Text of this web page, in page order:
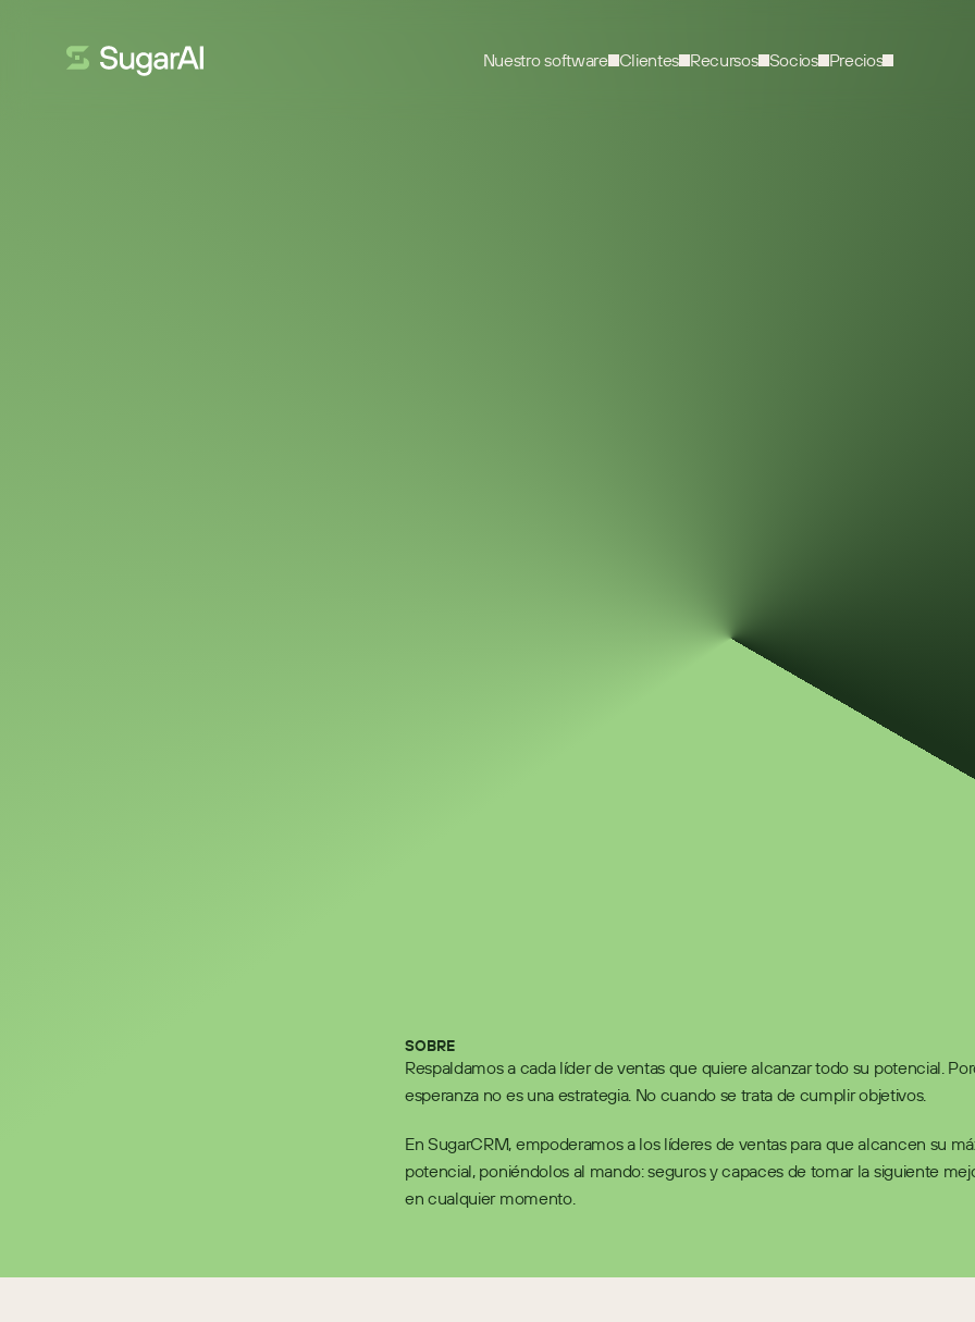
Nuestro software Clientes Recursos Socios Precios
SOBRE
Respaldamos a cada líder de ventas que quiere alcanzar todo su potencial.
esperanza no es una estrategia. No cuando se trata de cumplir objetivos.
En SugarCRM, empoderamos a los líderes de ventas para que alcancen su
potencial, poniéndolos al mando: seguros y capaces de tomar la siguiente
en cualquier momento.